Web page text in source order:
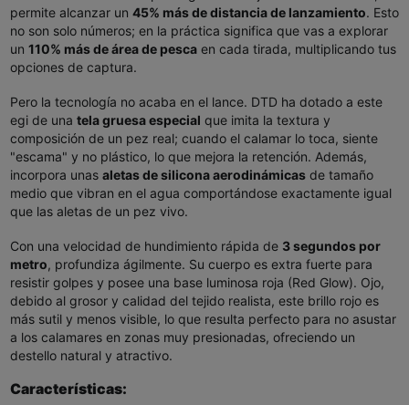
permite alcanzar un 45% más de distancia de lanzamiento. Esto
no son solo números; en la práctica significa que vas a explorar
un 110% más de área de pesca en cada tirada, multiplicando tus
opciones de captura.
Pero la tecnología no acaba en el lance. DTD ha dotado a este
egi de una tela gruesa especial que imita la textura y
composición de un pez real; cuando el calamar lo toca, siente
"escama" y no plástico, lo que mejora la retención. Además,
incorpora unas aletas de silicona aerodinámicas de tamaño
medio que vibran en el agua comportándose exactamente igual
que las aletas de un pez vivo.
Con una velocidad de hundimiento rápida de 3 segundos por
metro, profundiza ágilmente. Su cuerpo es extra fuerte para
resistir golpes y posee una base luminosa roja (Red Glow). Ojo,
debido al grosor y calidad del tejido realista, este brillo rojo es
más sutil y menos visible, lo que resulta perfecto para no asustar
a los calamares en zonas muy presionadas, ofreciendo un
destello natural y atractivo.
Características: